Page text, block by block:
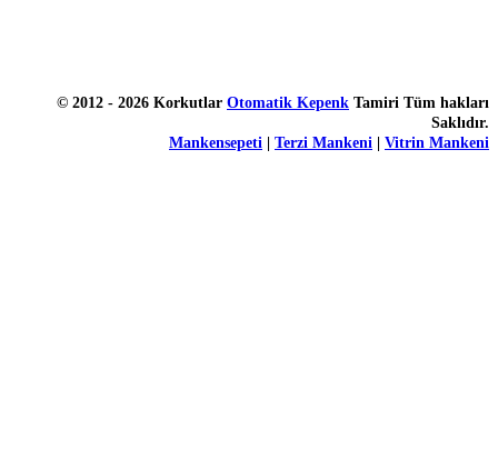
© 2012 - 2026 Korkutlar Otomatik Kepenk Tamiri Tüm hakları
Saklıdır.
Mankensepeti | Terzi Mankeni | Vitrin Mankeni